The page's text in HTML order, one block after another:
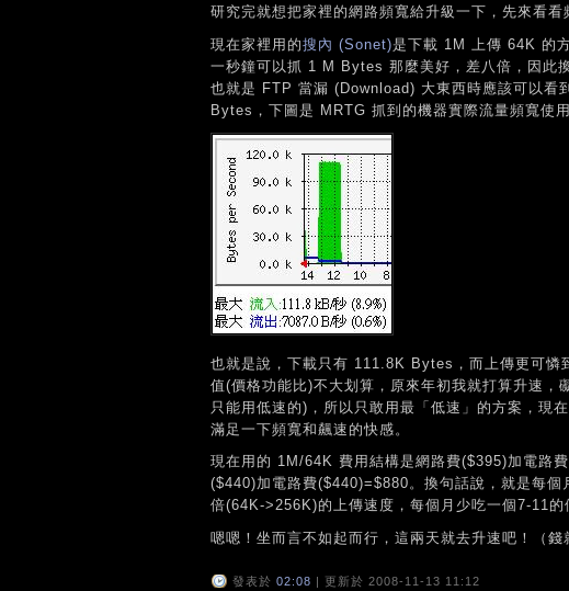
研究完就想把家裡的網路頻寬給升級一下，先來看看
現在家裡用的搜內 (Sonet)是下載 1M 上傳 64K 的
一秒鐘可以抓 1 M Bytes 那麼美好，差八倍，因此
也就是 FTP 當漏 (Download) 大東西時應該可以
Bytes，下圖是 MRTG 抓到的機器實際流量頻寬使用
也就是說，下載只有 111.8K Bytes，而上傳更可
值(價格功能比)不大划算，原來年初我就打算升速
只能用低速的)，所以只敢用最「低速」的方案，現
滿足一下頻寬和飆速的快感。
現在用的 1M/64K 費用結構是網路費($395)加電路
($440)加電路費($440)=$880。換句話說，就是每
倍(64K->256K)的上傳速度，每個月少吃一個7-11
嗯嗯！坐而言不如起而行，這兩天就去升速吧！（錢
發表於 02:08 | 更新於 2008-11-13 11:12